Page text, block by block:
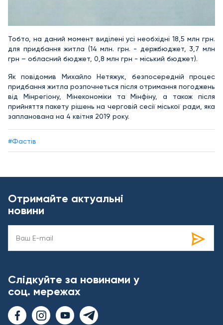
Тобто, на даний момент виділені усі необхідні 18,5 млн грн.
для придбання житла (14 млн. грн. - держбюджет, 3,7 млн
грн – обласний бюджет, 0,8 млн грн - міський бюджет).
Як повідомив Михайло Нетяжук, безпосередній процес
придбання житла розпочнеться після отримання погоджень
від Мінрегіону, Мінекономіки та Мінфіну, а також після
прийняття пакету рішень на черговій сесії міської ради, яка
запланована на 4 квітня 2019 року.
#Фастів
Отримайте актуальні
новини
Слідкуйте за новинами у
соц. мережах